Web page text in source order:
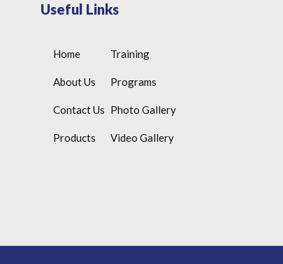
Useful Links
Home
About Us
Contact Us
Products
Training
Programs
Photo Gallery
Video Gallery